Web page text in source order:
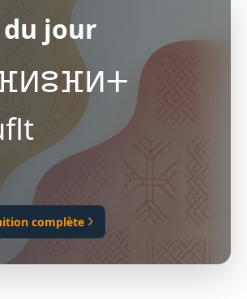
jour
complète